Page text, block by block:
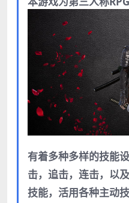
有着多种多样的技能
击，追击，连击，以
技能，活用各种主动